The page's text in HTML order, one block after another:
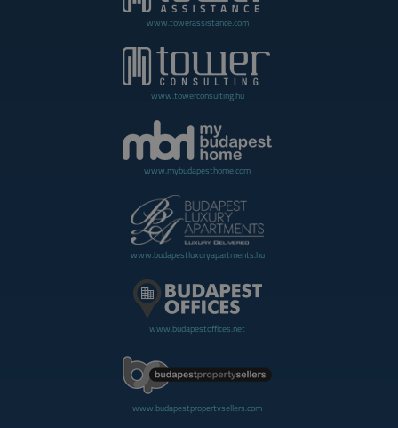
www.towerassistance.com
www.towerconsulting.hu
www.mybudapesthome.com
www.budapestluxuryapartments.hu
www.budapestoffices.net
www.budapestpropertysellers.com